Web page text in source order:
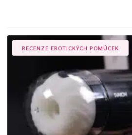
RECENZE EROTICKÝCH POMŮCEK